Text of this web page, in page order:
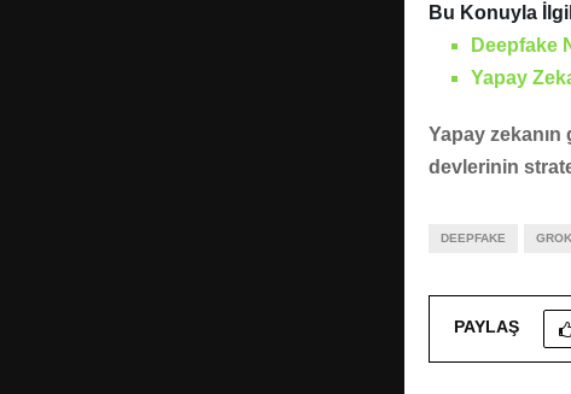
Bu Konuyla
Deepfake
Yapay
Yapay
devlerinin
DEEPFAKE GROK
PAYLAŞ